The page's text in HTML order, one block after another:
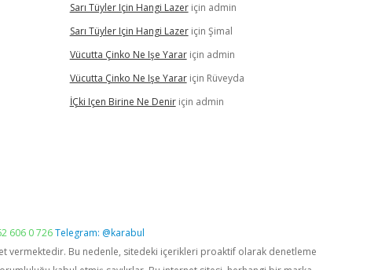
Sarı Tüyler Için Hangi Lazeriçin admin
Sarı Tüyler Için Hangi Lazeriçin Şimal
Vücutta Çinko Ne Işe Yarariçin admin
Vücutta Çinko Ne Işe Yarariçin Rüveyda
İÇki Içen Birine Ne Deniriçin admin
606 0 726Telegram: @karabul
vermektedir. Bu nedenle, sitedeki içerikleri proaktif olarak denetleme